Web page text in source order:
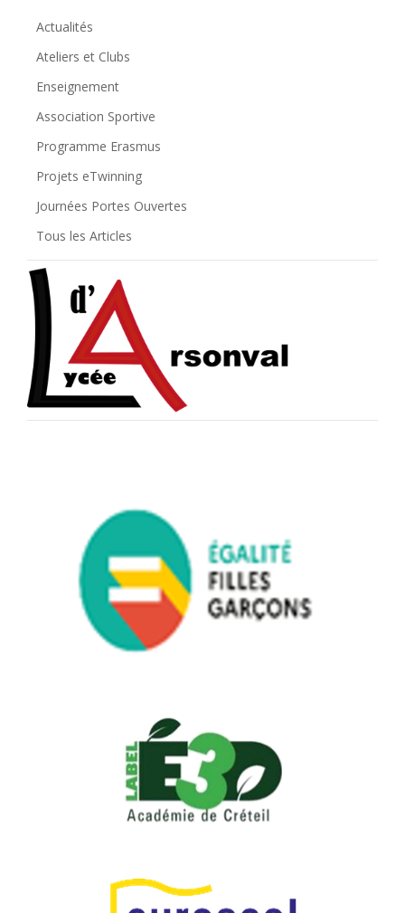
Actualités
Ateliers et Clubs
Enseignement
Association Sportive
Programme Erasmus
Projets eTwinning
Journées Portes Ouvertes
Tous les Articles